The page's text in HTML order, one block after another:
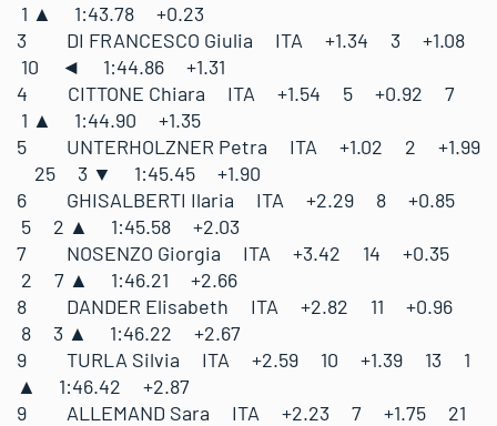
1 ▲ 1:43.78 +0.23
3 DI FRANCESCO Giulia ITA +1.34 3 +1.08
10 ◄ 1:44.86 +1.31
4 CITTONE Chiara ITA +1.54 5 +0.92 7
1 ▲ 1:44.90 +1.35
5 UNTERHOLZNER Petra ITA +1.02 2 +1.99
25 3 ▼ 1:45.45 +1.90
6 GHISALBERTI Ilaria ITA +2.29 8 +0.85
5 2 ▲ 1:45.58 +2.03
7 NOSENZO Giorgia ITA +3.42 14 +0.35
2 7 ▲ 1:46.21 +2.66
8 DANDER Elisabeth ITA +2.82 11 +0.96
8 3 ▲ 1:46.22 +2.67
9 TURLA Silvia ITA +2.59 10 +1.39 13 1
▲ 1:46.42 +2.87
9 ALLEMAND Sara ITA +2.23 7 +1.75 21